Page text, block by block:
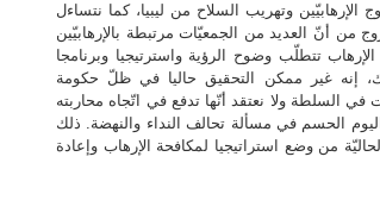
وتهريب السلاح من ليبيا، كما نتساءل
من أنّ العديد من الجمعيّات مرتبطة بالإرهابيّين
تتطلّب وضوح الرؤية واسترتيجيا وبرنامجا
إنه غير ممكن التحقيق حاليا في ظلّ حكومة
السلطة ولا نعتقد أنّها تدفع في اتّجاه محاربته
الحسم في مسألة تحالف النداء والنهضة. ذلك
من وضع استراتيجيا لمكافحة الإرهاب وإعادة